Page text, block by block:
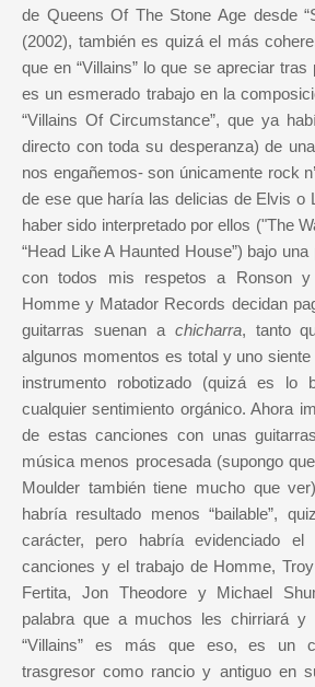
de Queens Of The Stone Age desde
(2002), también es quizá el más
que en “Villains” lo que se apreciar
es un esmerado trabajo en la
“Villains Of Circumstance”, que ya
directo con toda su desperanza) de
nos engañemos- son únicamente rock
de ese que haría las delicias de Elvis o
haber sido interpretado por ellos ("The
“Head Like A Haunted House”) bajo
con todos mis respetos a Ronson
Homme y Matador Records decidan
guitarras suenan a chicharra, tanto
algunos momentos es total y uno
instrumento robotizado (quizá es lo
cualquier sentimiento orgánico. Ahora
de estas canciones con unas
música menos procesada (supongo
Moulder también tiene mucho que
habría resultado menos “bailable”,
carácter, pero habría evidenciado
canciones y el trabajo de Homme,
Fertita, Jon Theodore y Michael
palabra que a muchos les chirriará y
“Villains” es más que eso, es un
trasgresor como rancio y antiguo en